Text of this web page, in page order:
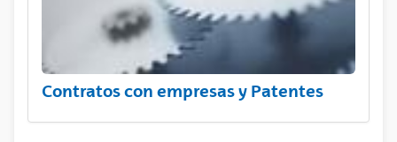
Contratos con empresas y Patentes